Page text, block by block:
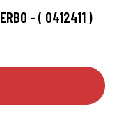
- ( 0412411 )